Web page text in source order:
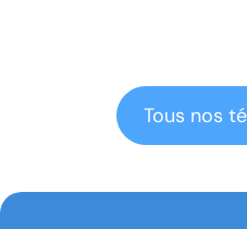
Tous nos